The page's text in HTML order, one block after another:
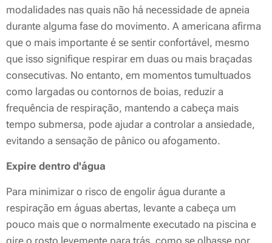
modalidades nas quais não há necessidade de apneia
durante alguma fase do movimento. A americana afirma
que o mais importante é se sentir confortável, mesmo
que isso signifique respirar em duas ou mais braçadas
consecutivas. No entanto, em momentos tumultuados
como largadas ou contornos de boias, reduzir a
frequência de respiração, mantendo a cabeça mais
tempo submersa, pode ajudar a controlar a ansiedade,
evitando a sensação de pânico ou afogamento.
Expire dentro d'água
Para minimizar o risco de engolir água durante a
respiração em águas abertas, levante a cabeça um
pouco mais que o normalmente executado na piscina e
gire o rosto levemente para trás, como se olhasse por